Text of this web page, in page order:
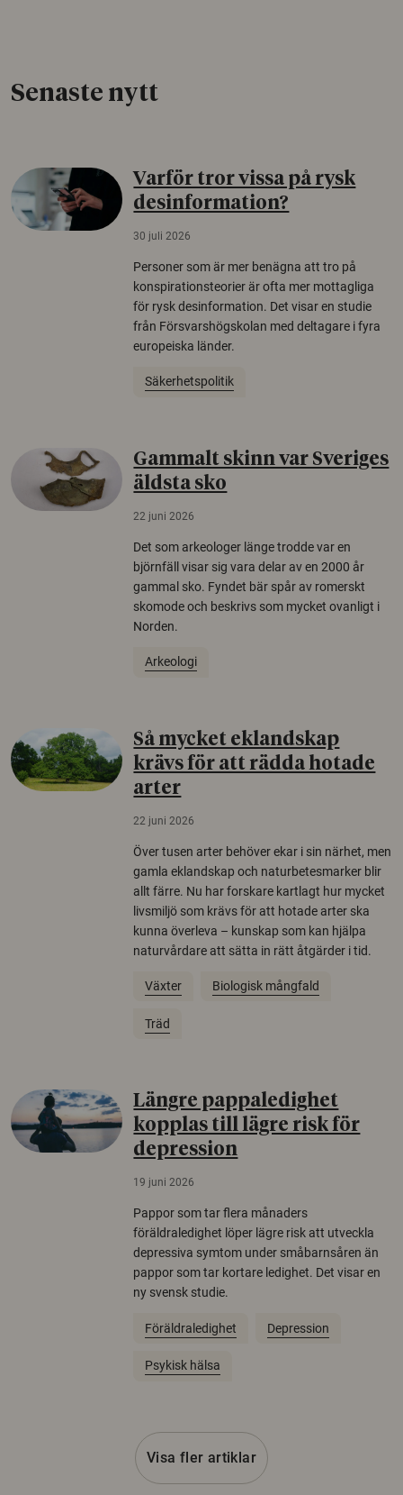
Senaste nytt
Varför tror vissa på rysk
desinformation?
30 juli 2026
Personer som är mer benägna att tro på
konspirationsteorier är ofta mer mottagliga
för rysk desinformation. Det visar en studie
från Försvarshögskolan med deltagare i fyra
europeiska länder.
Säkerhetspolitik
Gammalt skinn var Sveriges
äldsta sko
22 juni 2026
Det som arkeologer länge trodde var en
björnfäll visar sig vara delar av en 2000 år
gammal sko. Fyndet bär spår av romerskt
skomode och beskrivs som mycket ovanligt i
Norden.
Arkeologi
Så mycket eklandskap
krävs för att rädda hotade
arter
22 juni 2026
Över tusen arter behöver ekar i sin närhet, men
gamla eklandskap och naturbetesmarker blir
allt färre. Nu har forskare kartlagt hur mycket
livsmiljö som krävs för att hotade arter ska
kunna överleva – kunskap som kan hjälpa
naturvårdare att sätta in rätt åtgärder i tid.
Växter Biologisk mångfald
Träd
Längre pappaledighet
kopplas till lägre risk för
depression
19 juni 2026
Pappor som tar flera månaders
föräldraledighet löper lägre risk att utveckla
depressiva symtom under småbarnsåren än
pappor som tar kortare ledighet. Det visar en
ny svensk studie.
Föräldraledighet Depression
Psykisk hälsa
Visa fler artiklar